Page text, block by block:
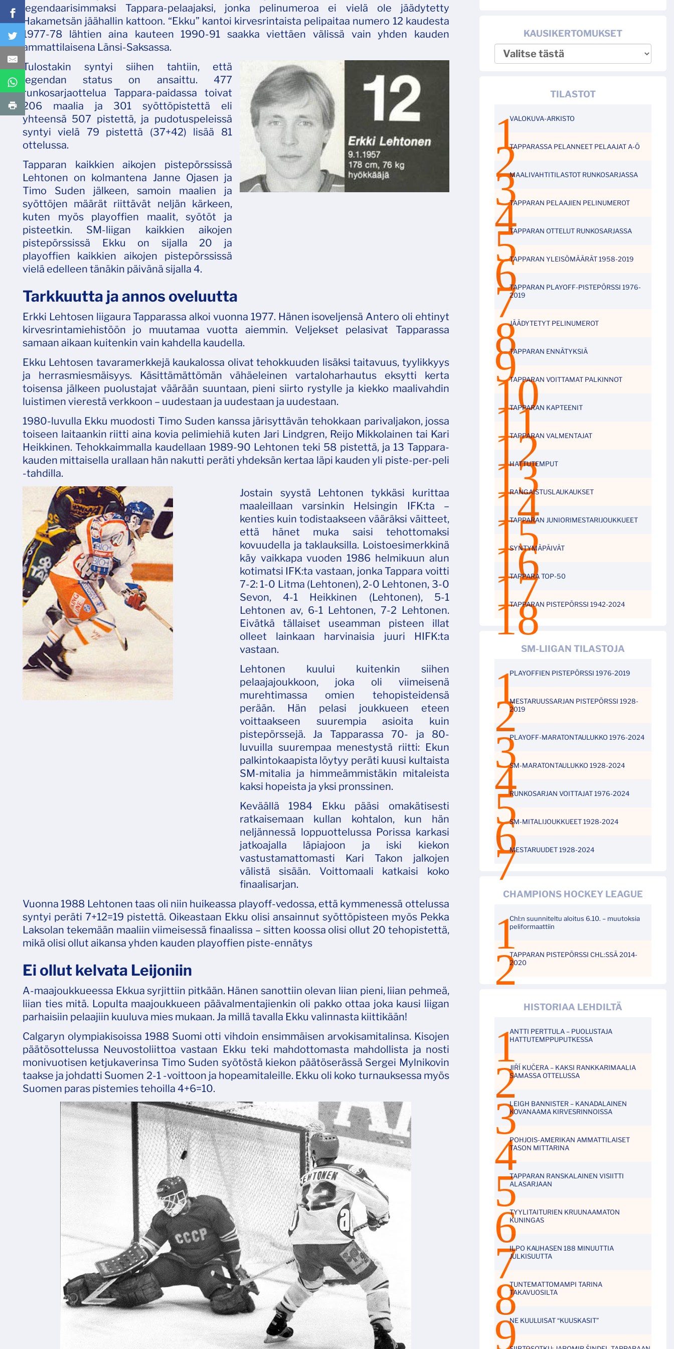
legendaarisimmaksi Tappara-pelaajaksi, jonka pelinumeroa ei vielä ole jäädytetty
Hakametsän jäähallin kattoon. “Ekku” kantoi kirvesrintaista pelipaitaa numero 12 kaudesta
1977-78 lähtien aina kauteen 1990-91 saakka viettäen välissä vain yhden kauden
ammattilaisena Länsi-Saksassa.
Tulostakin syntyi siihen tahtiin, että
legendan status on ansaittu. 477
runkosarjaottelua Tappara-paidassa toivat
206 maalia ja 301 syöttöpistettä eli
yhteensä 507 pistettä, ja pudotuspeleissä
syntyi vielä 79 pistettä (37+42) lisää 81
ottelussa.
Tapparan kaikkien aikojen pistepörssissä
Lehtonen on kolmantena Janne Ojasen ja
Timo Suden jälkeen, samoin maalien ja
syöttöjen määrät riittävät neljän kärkeen,
kuten myös playoffien maalit, syötöt ja
pisteetkin. SM-liigan kaikkien aikojen
pistepörssissä Ekku on sijalla 20 ja
playoffien kaikkien aikojen pistepörssissä
vielä edelleen tänäkin päivänä sijalla 4.
Tarkkuutta ja annos oveluutta
Erkki Lehtosen liigaura Tapparassa alkoi vuonna 1977. Hänen isoveljensä Antero oli ehtinyt
kirvesrintamiehistöön jo muutamaa vuotta aiemmin. Veljekset pelasivat Tapparassa
samaan aikaan kuitenkin vain kahdella kaudella.
Ekku Lehtosen tavaramerkkejä kaukalossa olivat tehokkuuden lisäksi taitavuus, tyylikkyys
ja herrasmiesmäisyys. Käsittämättömän vähäeleinen vartaloharhautus eksytti kerta
toisensa jälkeen puolustajat väärään suuntaan, pieni siirto rystylle ja kiekko maalivahdin
luistimen vierestä verkkoon – uudestaan ja uudestaan ja uudestaan.
1980-luvulla Ekku muodosti Timo Suden kanssa järisyttävän tehokkaan parivaljakon, jossa
toiseen laitaankin riitti aina kovia pelimiehiä kuten Jari Lindgren, Reijo Mikkolainen tai Kari
Heikkinen. Tehokkaimmalla kaudellaan 1989-90 Lehtonen teki 58 pistettä, ja 13 Tappara-
kauden mittaisella urallaan hän nakutti peräti yhdeksän kertaa läpi kauden yli piste-per-peli
-tahdilla.
Jostain syystä Lehtonen tykkäsi kurittaa
maaleillaan varsinkin Helsingin IFK:ta –
kenties kuin todistaakseen vääräksi väitteet,
että hänet muka saisi tehottomaksi
kovuudella ja taklauksilla. Loistoesimerkkinä
käy vaikkapa vuoden 1986 helmikuun alun
kotimatsi IFK:ta vastaan, jonka Tappara voitti
7-2: 1-0 Litma (Lehtonen), 2-0 Lehtonen, 3-0
Sevon, 4-1 Heikkinen (Lehtonen), 5-1
Lehtonen av, 6-1 Lehtonen, 7-2 Lehtonen.
Eivätkä tällaiset useamman pisteen illat
olleet lainkaan harvinaisia juuri HIFK:ta
vastaan.
Lehtonen kuului kuitenkin siihen
pelaajajoukkoon, joka oli viimeisenä
murehtimassa omien tehopisteidensä
perään. Hän pelasi joukkueen eteen
voittaakseen suurempia asioita kuin
pistepörssejä. Ja Tapparassa 70- ja 80-
luvuilla suurempaa menestystä riitti: Ekun
palkintokaapista löytyy peräti kuusi kultaista
SM-mitalia ja himmeämmistäkin mitaleista
kaksi hopeista ja yksi pronssinen.
Keväällä 1984 Ekku pääsi omakätisesti
ratkaisemaan kullan kohtalon, kun hän
neljännessä loppuottelussa Porissa karkasi
jatkoajalla läpiajoon ja iski kiekon
vastustamattomasti Kari Takon jalkojen
välistä sisään. Voittomaali katkaisi koko
finaalisarjan.
Vuonna 1988 Lehtonen taas oli niin huikeassa playoff-vedossa, että kymmenessä ottelussa
syntyi peräti 7+12=19 pistettä. Oikeastaan Ekku olisi ansainnut syöttöpisteen myös Pekka
Laksolan tekemään maaliin viimeisessä finaalissa – sitten koossa olisi ollut 20 tehopistettä,
mikä olisi ollut aikansa yhden kauden playoffien piste-ennätys
Ei ollut kelvata Leijoniin
A-maajoukkueessa Ekkua syrjittiin pitkään. Hänen sanottiin olevan liian pieni, liian pehmeä,
liian ties mitä. Lopulta maajoukkueen päävalmentajienkin oli pakko ottaa joka kausi liigan
parhaisiin pelaajiin kuuluva mies mukaan. Ja millä tavalla Ekku valinnasta kiittikään!
Calgaryn olympiakisoissa 1988 Suomi otti vihdoin ensimmäisen arvokisamitalinsa. Kisojen
päätösottelussa Neuvostoliittoa vastaan Ekku teki mahdottomasta mahdollista ja nosti
monivuotisen ketjukaverinsa Timo Suden syötöstä kiekon päätöserässä Sergei Mylnikovin
taakse ja johdatti Suomen 2-1 -voittoon ja hopeamitaleille. Ekku oli koko turnauksessa myös
Suomen paras pistemies tehoilla 4+6=10.
KAUSIKERTOMUKSET
TILASTOT
VALOKUVA-ARKISTO
TAPPARASSA PELANNEET PELAAJAT A-Ö
MAALIVAHTITILASTOT RUNKOSARJASSA
TAPPARAN PELAAJIEN PELINUMEROT
TAPPARAN OTTELUT RUNKOSARJASSA
TAPPARAN YLEISÖMÄÄRÄT 1958-2019
TAPPARAN PLAYOFF-PISTEPÖRSSI 1976-
2019
JÄÄDYTETYT PELINUMEROT
TAPPARAN ENNÄTYKSIÄ
TAPPARAN VOITTAMAT PALKINNOT
TAPPARAN KAPTEENIT
TAPPARAN VALMENTAJAT
HATTUTEMPUT
RANGAISTUSLAUKAUKSET
TAPPARAN JUNIORIMESTARIJOUKKUEET
SYNTYMÄPÄIVÄT
TAPPARA TOP-50
TAPPARAN PISTEPÖRSSI 1942-2024
SM-LIIGAN TILASTOJA
PLAYOFFIEN PISTEPÖRSSI 1976-2019
MESTARUUSSARJAN PISTEPÖRSSI 1928-
2019
PLAYOFF-MARATONTAULUKKO 1976-2024
SM-MARATONTAULUKKO 1928-2024
RUNKOSARJAN VOITTAJAT 1976-2024
SM-MITALIJOUKKUEET 1928-2024
MESTARUUDET 1928-2024
CHAMPIONS HOCKEY LEAGUE
Chl:n suunniteltu aloitus 6.10. – muutoksia
peliformaattiin
TAPPARAN PISTEPÖRSSI CHL:SSÄ 2014-
2020
HISTORIAA LEHDILTÄ
ANTTI PERTTULA – PUOLUSTAJA
HATTUTEMPPUPUTKESSA
JIŘÍ KUČERA – KAKSI RANKKARIMAALIA
SAMASSA OTTELUSSA
LEIGH BANNISTER – KANADALAINEN
KOVANAAMA KIRVESRINNOISSA
POHJOIS-AMERIKAN AMMATTILAISET
TASON MITTARINA
TAPPARAN RANSKALAINEN VISIITTI
ALASARJAAN
TYYLITAITURIEN KRUUNAAMATON
KUNINGAS
ILPO KAUHASEN 188 MINUUTTIA
JULKISUUTTA
TUNTEMATTOMAMPI TARINA
TAKAVUOSILTA
NE KUULUISAT “KUUSKASIT”